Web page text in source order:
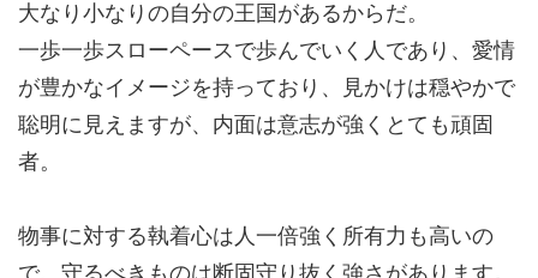
大なり小なりの自分の王国 があるからだ。
一歩一歩スローペースで歩んでいく人であり、愛情
が豊かなイメージを持っており、見かけは穏やかで
聡明に見えますが、内面は意志が強くとても頑固
者。
物事に対する執着心は人一倍強く所有力も高いの